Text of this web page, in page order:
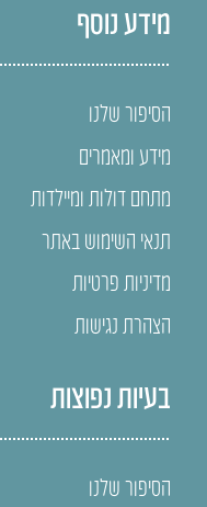
מידע נוסף
הסיפור שלנו
מידע ומאמרים
מתחם דולות ומיילדות
תנאי השימוש באתר
מדיניות פרטיות
הצהרת נגישות
בעיות נפוצות
הסיפור שלנו